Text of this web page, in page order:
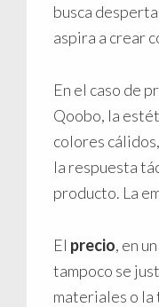
busca
aspira a crear
En el caso de
Qoobo, la
colores
la respuesta
producto. La
El precio, en
tampoco se
materiales o